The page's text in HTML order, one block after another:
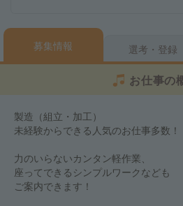
募集情報 選考・登録
お仕事の
製造（組立・加工）
未経験からできる人気のお仕事多数！
力のいらないカンタン軽作業、
座ってできるシンプルワークなども
ご案内できます！